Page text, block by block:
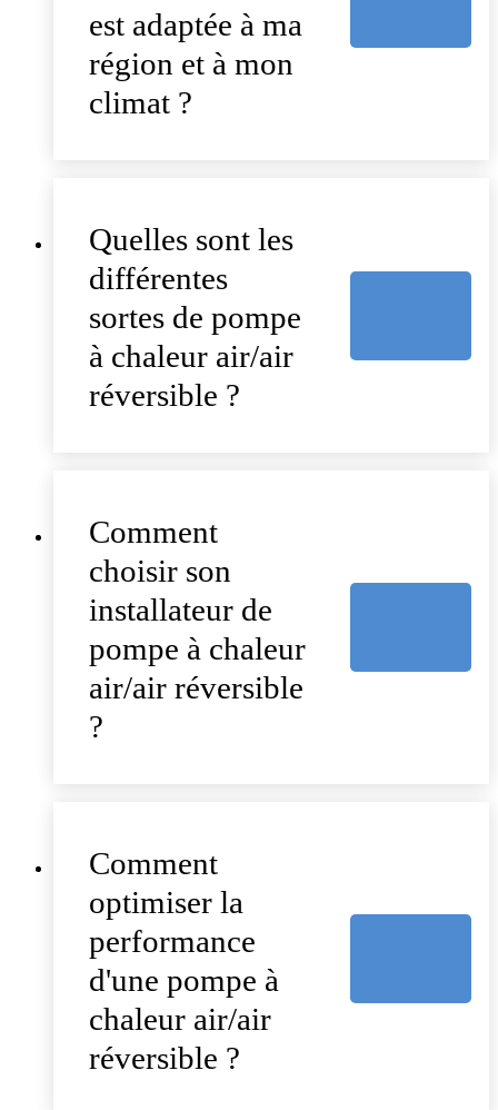
est adaptée à ma
région et à mon
climat ?
Quelles sont les
différentes
sortes de pompe
à chaleur air/air
réversible ?
Comment
choisir son
installateur de
pompe à chaleur
air/air réversible
?
Comment
optimiser la
performance
d'une pompe à
chaleur air/air
réversible ?